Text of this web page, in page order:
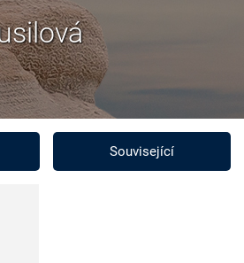
Související